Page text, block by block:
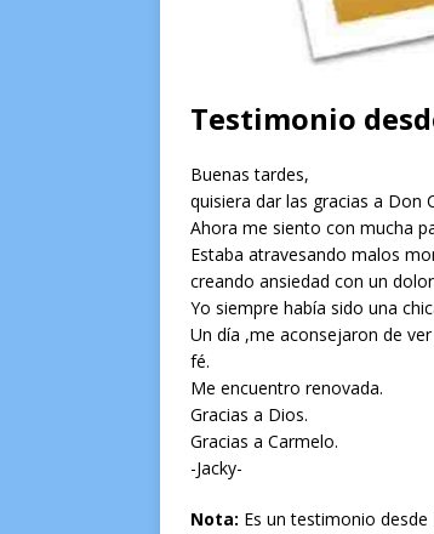
Testimonio
Buenas tardes,
quisiera dar las gracias a Don
Ahora me siento con mucha
Estaba atravesando malos
creando ansiedad con un
Yo siempre había sido una
Un día ,me aconsejaron de
fé.
Me encuentro renovada.
Gracias a Dios.
Gracias a Carmelo.
-Jacky-
Nota: Es un testimonio desde